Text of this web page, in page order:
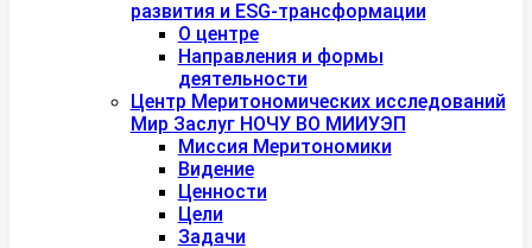
развития и ESG-трансформации
О центре
Направления и формы
деятельности
Центр Меритономических исследований
Мир Заслуг НОЧУ ВО МИИУЭП
Миссия Меритономики
Видение
Ценности
Цели
Задачи